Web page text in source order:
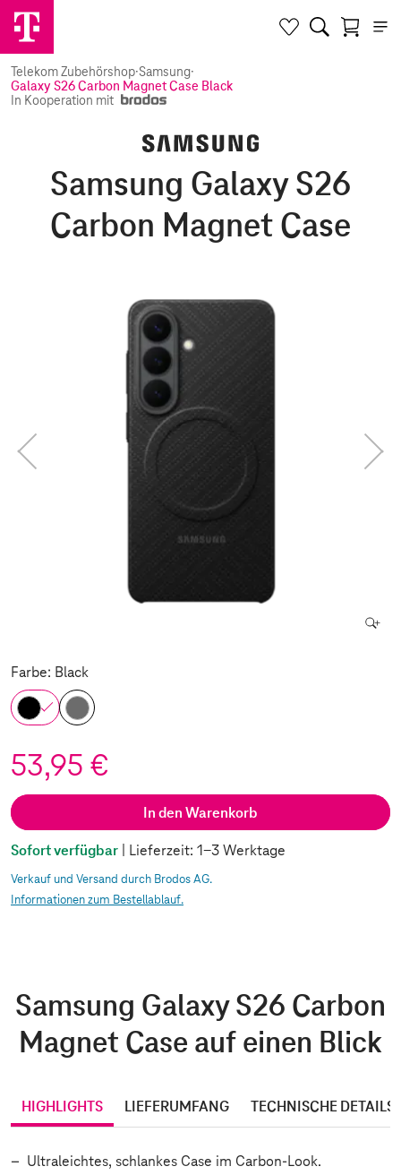
Telekom Zubehörshop·Samsung·
Galaxy S26 Carbon Magnet Case Black
In Kooperation mit
Samsung Galaxy S26
Carbon Magnet Case
Farbe: Black
53,95 €
In den Warenkorb
Sofort verfügbar | Lieferzeit: 1-3 Werktage
Verkauf und Versand durch Brodos AG.
Informationen zum Bestellablauf.
Samsung Galaxy S26 Carbon
Magnet Case auf einen Blick
HIGHLIGHTS LIEFERUMFANG TECHNISCHE DETAILS
Ultraleichtes, schlankes Case im Carbon-Look.